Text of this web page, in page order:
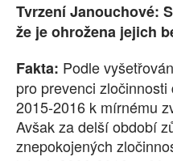
Tvrzení Janouchové:
že je ohrožena jejich
Fakta: Podle
pro prevenci
2015-2016 k mírnému
Avšak za delší období
znepokojených